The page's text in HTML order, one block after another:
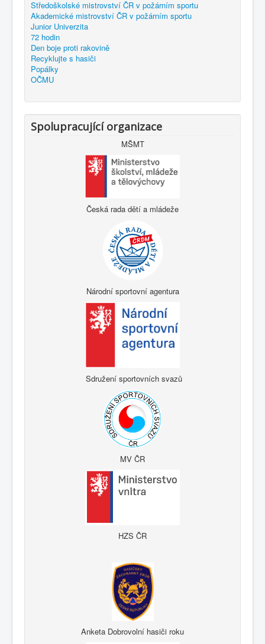
Středoškolské mistrovství ČR v požárním sportu
Akademické mistrovství ČR v požárním sportu
Junior Univerzita
72 hodin
Den boje proti rakovině
Recyklujte s hasiči
Popálky
OČMU
Spolupracující organizace
MŠMT
Česká rada dětí a mládeže
Národní sportovní agentura
Sdružení sportovních svazů
MV ČR
HZS ČR
Anketa Dobrovolní hasiči roku